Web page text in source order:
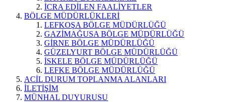
İCRA EDİLEN FAALİYETLER
BÖLGE MÜDÜRLÜKLERİ
LEFKOŞA BÖLGE MÜDÜRLÜĞÜ
GAZİMAĞUSA BÖLGE MÜDÜRLÜĞÜ
GİRNE BÖLGE MÜDÜRLÜĞÜ
GÜZELYURT BÖLGE MÜDÜRLÜĞÜ
İSKELE BÖLGE MÜDÜRLÜĞÜ
LEFKE BÖLGE MÜDÜRLÜĞÜ
ACİL DURUM TOPLANMA ALANLARI
İLETİŞİM
MÜNHAL DUYURUSU